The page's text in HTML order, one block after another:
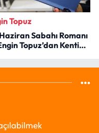
Topuz
Sabahı Romanı
Topuz’dan Kenti